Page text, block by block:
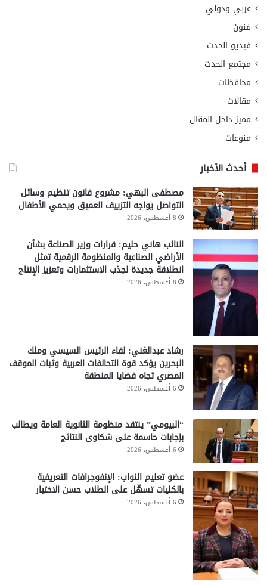
عربي ودولي
فنون
فيديو الحدث
مجتمع الحدث
محافظات
مقالات
مميز داخل المقال
منوعات
أحدث الأخبار
مصطفى البهي: مشروع قانون تنظيم وسائل
التواصل يواجه التزييف العميق ويحمي الأطفال
8 أغسطس، 2026
النائب هاني حليم: قرارات وزير الصناعة بشأن
الأراضي الصناعية والمنظومة الرقمية تمثل
انطلاقة جديدة لجذب الاستثمارات وتعزيز الإنتاج
8 أغسطس، 2026
رشاد عبدالغني: لقاء الرئيس السيسي وملك
البحرين يؤكد قوة التحالفات العربية وثبات الموقف
المصري تجاه قضايا المنطقة
6 أغسطس، 2026
“البيومي” ينتقد منظومة الثانوية العامة ويطالب
بإجابات حاسمة على شكاوى النتائج
6 أغسطس، 2026
عضو تعليم النواب: الإنفوجرافات التعريفية
بالكليات تسهّل على الطلاب حسن الاختيار
6 أغسطس، 2026